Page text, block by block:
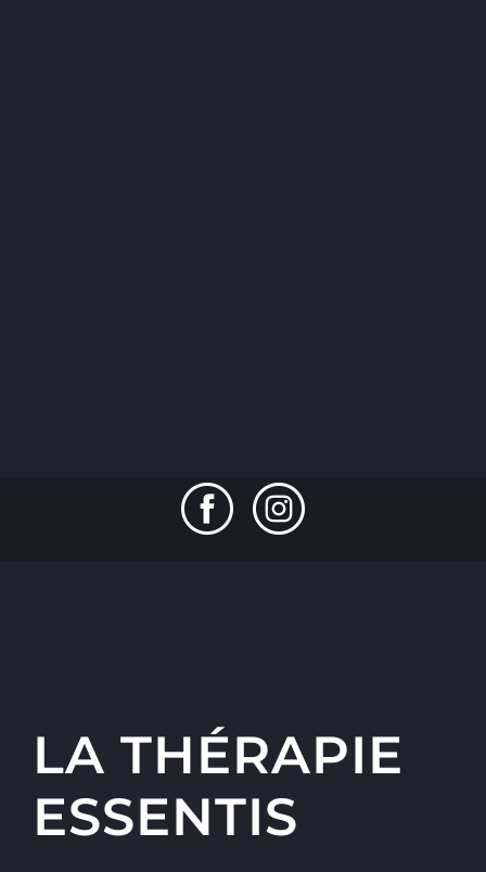
LA THÉRAPIE
ESSENTIS